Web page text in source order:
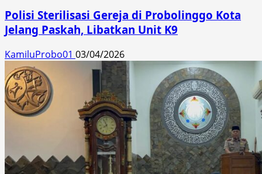
Polisi Sterilisasi Gereja di Probolinggo Kota
Jelang Paskah, Libatkan Unit K9
KamiluProbo01 03/04/2026